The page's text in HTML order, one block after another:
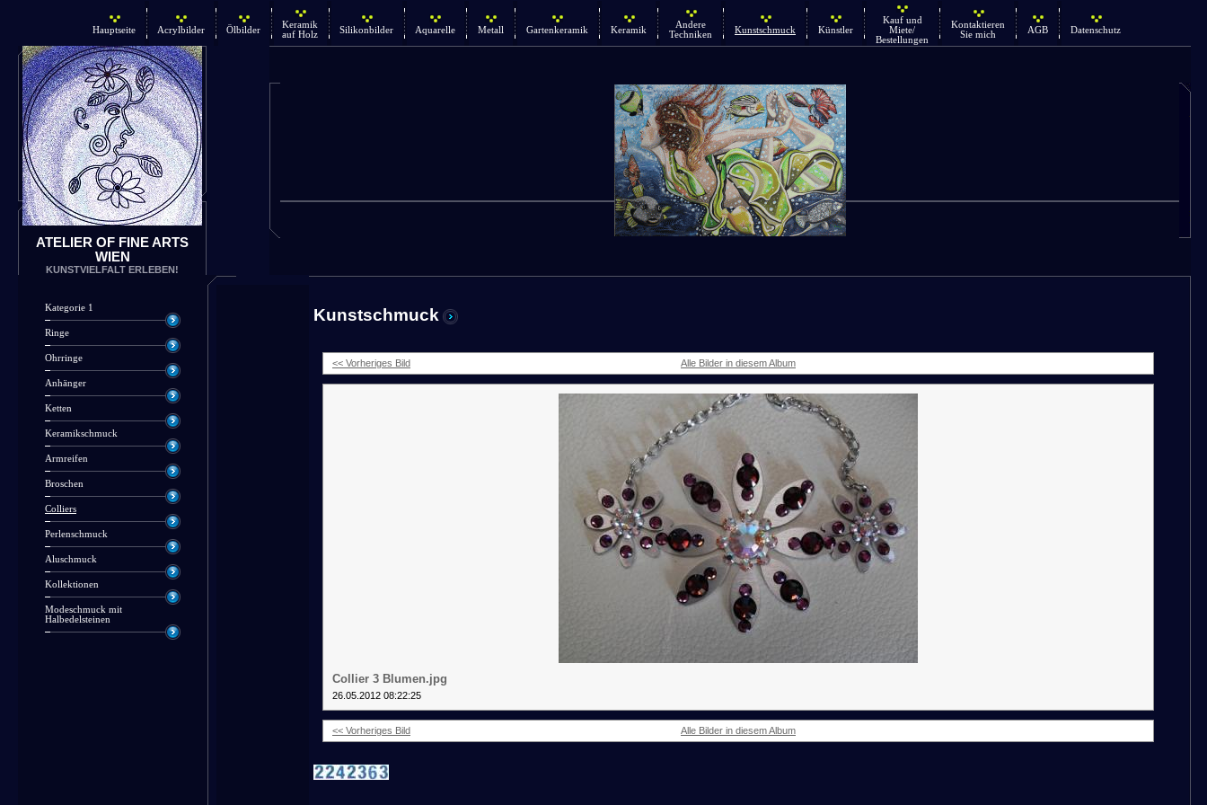
Hauptseite Acrylbilder Ölbilder
Keramik
auf Holz
Silikonbilder Aquarelle Metall Gartenkeramik Keramik
Andere
Techniken
Kunstschmuck Künstler
Kauf und
Miete/
Bestellungen
Kontaktieren
Sie mich
AGB Datenschutz
ATELIER OF FINE ARTS
WIEN
KUNSTVIELFALT ERLEBEN!
Kategorie 1
Ringe
Ohrringe
Anhänger
Ketten
Keramikschmuck
Armreifen
Broschen
Colliers
Perlenschmuck
Aluschmuck
Kollektionen
Modeschmuck mit
Halbedelsteinen
Kunstschmuck
<< Vorheriges Bild Alle Bilder in diesem Album
Collier 3 Blumen.jpg
26.05.2012 08:22:25
<< Vorheriges Bild Alle Bilder in diesem Album